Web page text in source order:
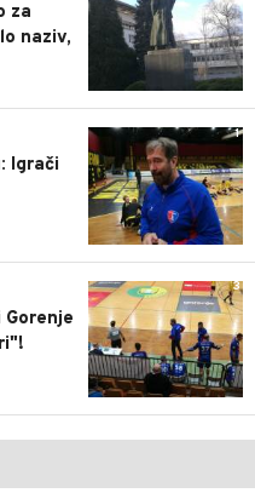
za
naziv,
1
Igrači
3